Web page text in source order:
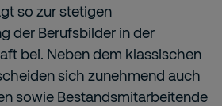
so zur stetigen
der Berufsbilder in der
bei. Neben dem klassischen
sich zunehmend auch
sowie Bestandsmitarbeitende